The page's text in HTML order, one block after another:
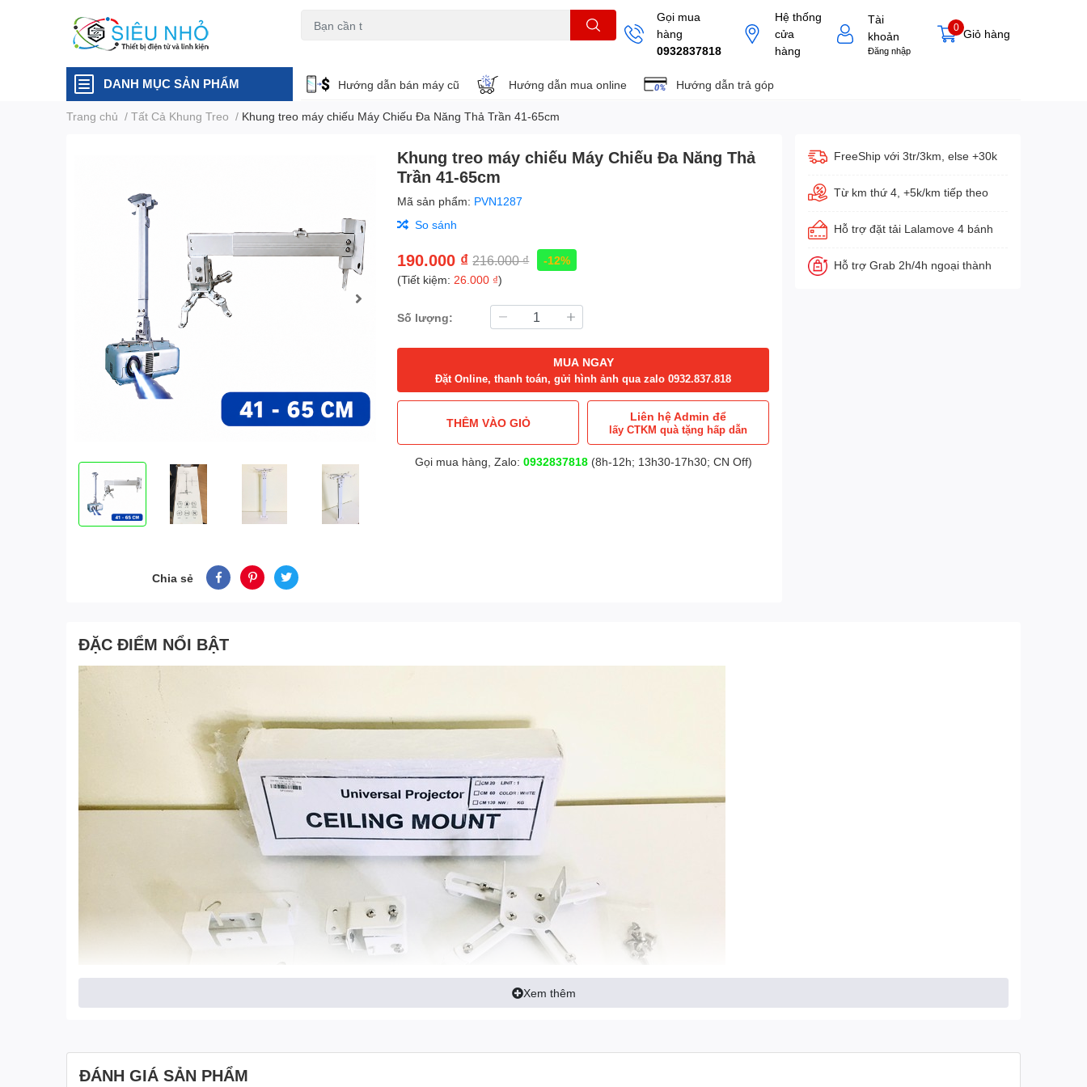
Gọi mua
hàng
0932837818
Hệ thống
cửa
hàng
Tài
khoản
Đăng nhập
Giỏ hàng
0
DANH MỤC SẢN PHẨM Hướng dẫn bán máy cũ Hướng dẫn mua online Hướng dẫn trả góp
Trang chủ / Tất Cả Khung Treo / Khung treo máy chiếu Máy Chiếu Đa Năng Thả Trần 41-65cm
Chia sẻ
Khung treo máy chiếu Máy Chiếu Đa Năng Thả
Trần 41-65cm
Mã sản phẩm: PVN1287
So sánh
190.000 ₫ 216.000 ₫
-12%
(Tiết kiệm: 26.000 ₫)
Số lượng:
MUA NGAY
Đặt Online, thanh toán, gửi hình ảnh qua zalo 0932.837.818
THÊM VÀO GIỎ Liên hệ Admin để
lấy CTKM quà tặng hấp dẫn
Gọi mua hàng, Zalo: 0932837818(8h-12h; 13h30-17h30; CN Off)
FreeShip với 3tr/3km, else +30k
Từ km thứ 4, +5k/km tiếp theo
Hỗ trợ đặt tải Lalamove 4 bánh
Hỗ trợ Grab 2h/4h ngoại thành
ĐẶC ĐIỂM NỔI BẬT
Xem thêm
ĐÁNH GIÁ SẢN PHẨM